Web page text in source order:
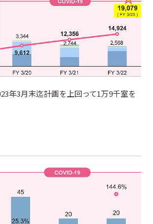
年3月末迄計画を上回って1万9千室を